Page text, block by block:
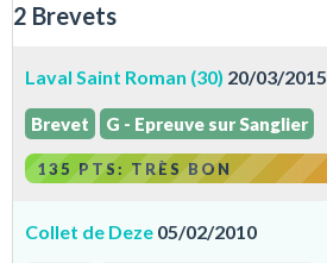
2 Brevets
Laval Saint Roman (30) 20/03/2015
Brevet G - Epreuve sur Sanglier
135 PTS: TRÈS BON
Collet de Deze 05/02/2010